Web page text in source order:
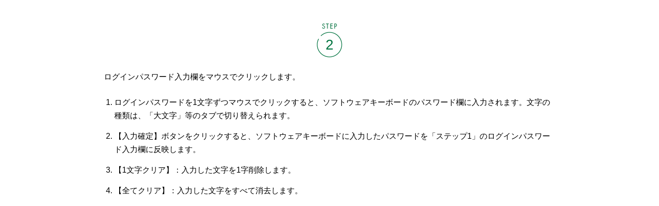
2
ログインパスワード入力欄をマウスでクリックします。
ログインパスワードを1文字ずつマウスでクリックすると、ソフトウェアキーボードのパスワード欄に入力されます。文字の
種類は、「大文字」等のタブで切り替えられます。
【入力確定】ボタンをクリックすると、ソフトウェアキーボードに入力したパスワードを「ステップ1」のログインパスワー
ド入力欄に反映します。
【1文字クリア】：入力した文字を1字削除します。
【全てクリア】：入力した文字をすべて消去します。